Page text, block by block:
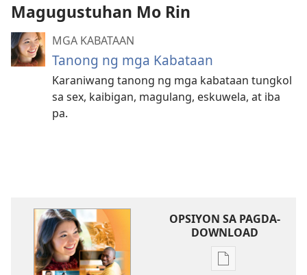
Magugustuhan Mo Rin
MGA KABATAAN
Tanong ng mga Kabataan
Karaniwang tanong ng mga kabataan tungkol
sa sex, kaibigan, magulang, eskuwela, at iba
pa.
OPSIYON SA PAGDA-
DOWNLOAD
Opsiyon